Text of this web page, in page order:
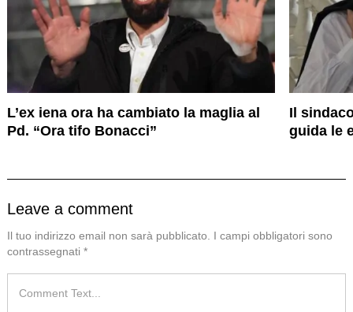
L’ex iena ora ha cambiato la maglia al
Pd. “Ora tifo Bonacci”
Il
guida le
Leave a comment
Il tuo indirizzo email non sarà pubblicato.
I campi obbligatori sono
contrassegnati *